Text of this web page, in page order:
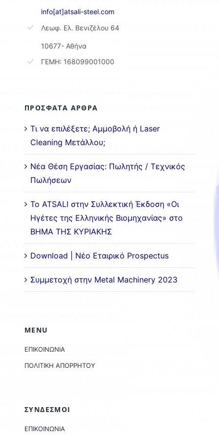
info[at]atsali-steel.com
Λεωφ. Ελ. Βενιζέλου 64
10677- Αθήνα
ΓΕΜΗ: 168099001000
ΠΡΟΣΦΑΤΑ ΑΡΘΡΑ
Τι να επιλέξετε; Αμμοβολή ή Laser
Cleaning Μετάλλου;
Νέα Θέση Εργασίας: Πωλητής / Τεχνικός
Πωλήσεων
Το ATSALI στην Συλλεκτική Έκδοση «Οι
Ηγέτες της Ελληνικής Βιομηχανίας» στο
ΒΗΜΑ ΤΗΣ ΚΥΡΙΑΚΗΣ
Download | Νέο Εταιρικό Prospectus
Συμμετοχή στην Metal Machinery 2023
MENU
ΕΠΙΚΟΙΝΩΝΙΑ
ΠΟΛΙΤΙΚΗ ΑΠΟΡΡΗΤΟΥ
ΣΥΝΔΕΣΜΟΙ
ΕΠΙΚΟΙΝΩΝΙΑ